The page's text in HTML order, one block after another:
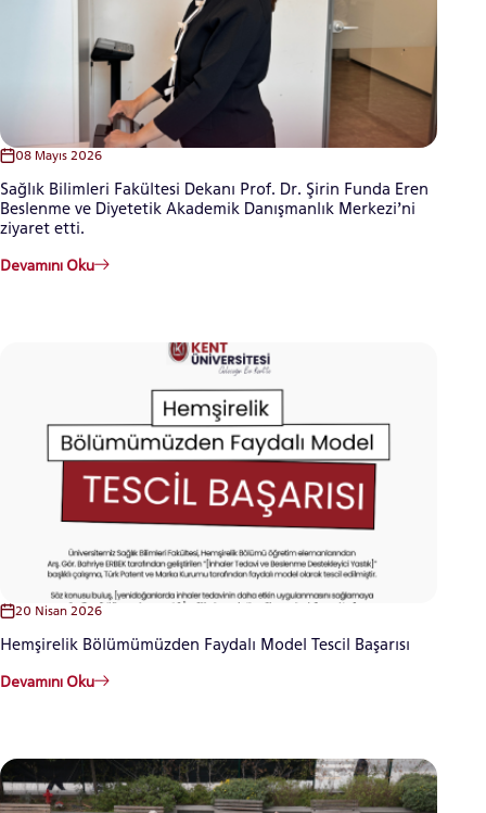
08 Mayıs 2026
Sağlık Bilimleri Fakültesi Dekanı Prof. Dr. Şirin Funda Eren
Beslenme ve Diyetetik Akademik Danışmanlık Merkezi’ni
ziyaret etti.
Devamını Oku
20 Nisan 2026
Hemşirelik Bölümümüzden Faydalı Model Tescil Başarısı
Devamını Oku